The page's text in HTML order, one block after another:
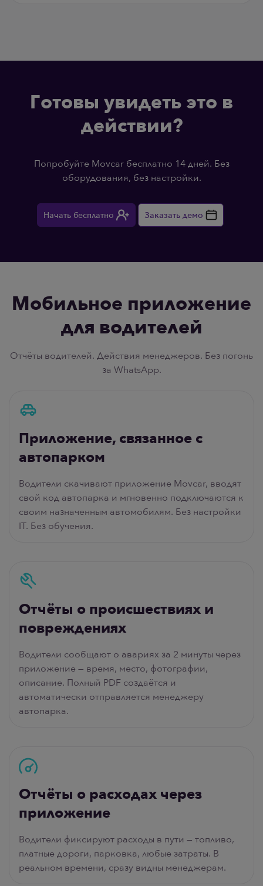
Готовы увидеть это в
действии?
Попробуйте Movcar бесплатно 14 дней. Без
оборудования, без настройки.
Начать бесплатно Заказать демо
Мобильное приложение
для водителей
Отчёты водителей. Действия менеджеров. Без погонь
за WhatsApp.
Приложение, связанное с
автопарком
Водители скачивают приложение Movcar, вводят
свой код автопарка и мгновенно подключаются к
своим назначенным автомобилям. Без настройки
IT. Без обучения.
Отчёты о происшествиях и
повреждениях
Водители сообщают о авариях за 2 минуты через
приложение — время, место, фотографии,
описание. Полный PDF создаётся и
автоматически отправляется менеджеру
автопарка.
Отчёты о расходах через
приложение
Водители фиксируют расходы в пути — топливо,
платные дороги, парковка, любые затраты. В
реальном времени, сразу видны менеджерам.